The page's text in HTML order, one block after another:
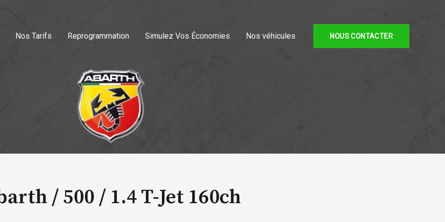
Nos Tarifs Reprogrammation Simulez Vos Économies Nos véhicules NOUS CONTACTER
/ 500 / 1.4 T-Jet 160ch